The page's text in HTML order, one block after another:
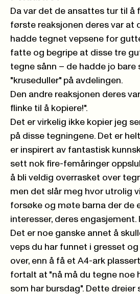
Da var det de ansattes tur til å
første reaksjonen deres var at
hadde tegnet vepsene for
fatte og begripe at disse tre
tegne sånn – de hadde jo
"kruseduller" på avdelingen.
Den andre reaksjonen deres
flinke til å kopiere!".
Det er virkelig ikke kopier jeg
på disse tegningene. Det er
er inspirert av fantastisk
sett nok fire-femåringer
å bli veldig overrasket over
men det slår meg hvor utrolig
forsøke og møte barna der de
interesser, deres engasjement.
Det er noe ganske annet å
veps du har funnet i gresset
over, enn å få et A4-ark
fortalt at "nå må du tegne noe
som har bursdag". Dette dreier